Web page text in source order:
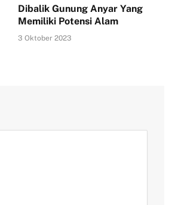
Dibalik Gunung Anyar Yang
Memiliki Potensi Alam
3 Oktober 2023